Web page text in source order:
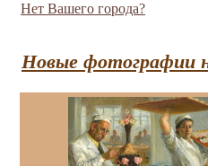
Нет Вашего города?
Новые фотографии